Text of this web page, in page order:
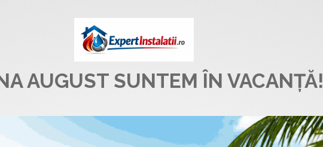
AUGUST SUNTEM ÎN VACANȚĂ!